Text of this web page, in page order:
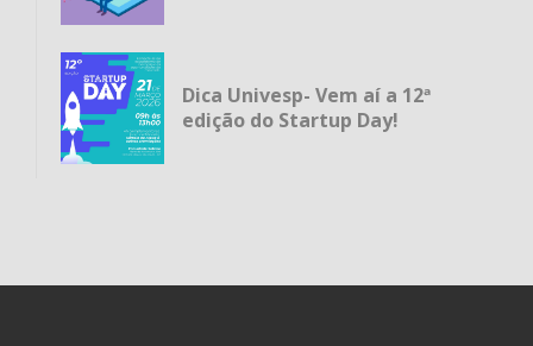
Dica Univesp- Vem aí a 12ª
edição do Startup Day!